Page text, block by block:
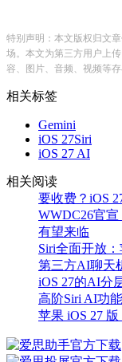
特别声明：本文版权归文
场。本文为第三方用户上
容、图片、音频、视频等
相关标签
Gemini
iOS 27Siri
iOS 27 AI
相关阅读
要收费？iOS
WWDC26官
有望来临
Siri全面开放
第三方AI聊天
iOS 27的AI分
高阶Siri AI功能
苹果 iOS 27